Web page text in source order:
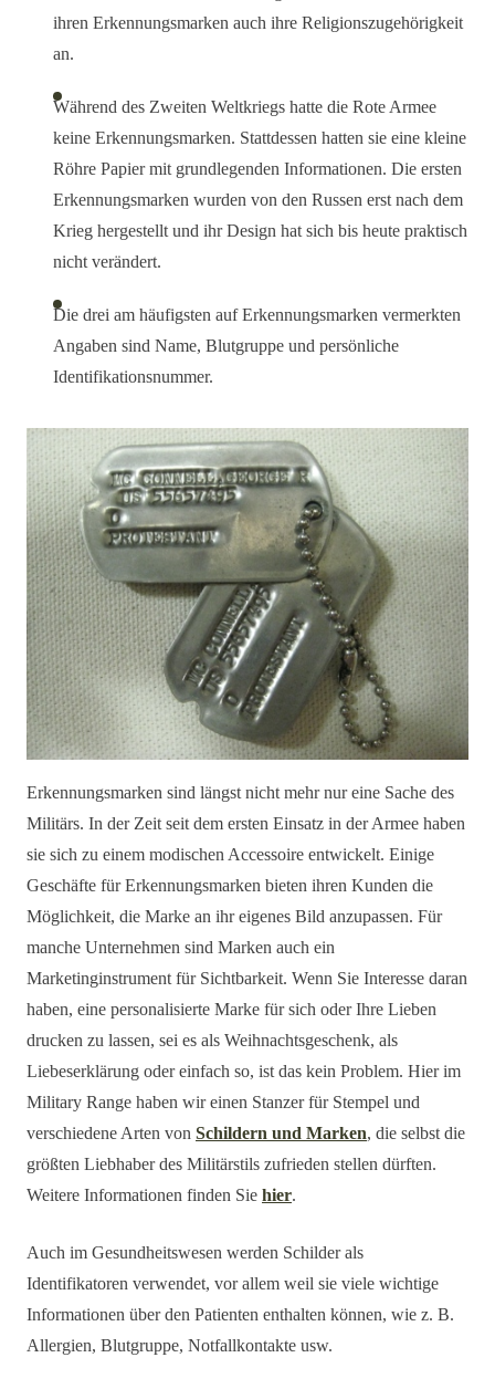
ihren Erkennungsmarken auch ihre Religionszugehörigkeit
an.
Während des Zweiten Weltkriegs hatte die Rote Armee
keine Erkennungsmarken. Stattdessen hatten sie eine kleine
Röhre Papier mit grundlegenden Informationen. Die ersten
Erkennungsmarken wurden von den Russen erst nach dem
Krieg hergestellt und ihr Design hat sich bis heute praktisch
nicht verändert.
Die drei am häufigsten auf Erkennungsmarken vermerkten
Angaben sind Name, Blutgruppe und persönliche
Identifikationsnummer.
Erkennungsmarken sind längst nicht mehr nur eine Sache des
Militärs. In der Zeit seit dem ersten Einsatz in der Armee haben
sie sich zu einem modischen Accessoire entwickelt. Einige
Geschäfte für Erkennungsmarken bieten ihren Kunden die
Möglichkeit, die Marke an ihr eigenes Bild anzupassen. Für
manche Unternehmen sind Marken auch ein
Marketinginstrument für Sichtbarkeit. Wenn Sie Interesse daran
haben, eine personalisierte Marke für sich oder Ihre Lieben
drucken zu lassen, sei es als Weihnachtsgeschenk, als
Liebeserklärung oder einfach so, ist das kein Problem. Hier im
Military Range haben wir einen Stanzer für Stempel und
verschiedene Arten von Schildern und Marken, die selbst die
größten Liebhaber des Militärstils zufrieden stellen dürften.
Weitere Informationen finden Sie hier.
Auch im Gesundheitswesen werden Schilder als
Identifikatoren verwendet, vor allem weil sie viele wichtige
Informationen über den Patienten enthalten können, wie z. B.
Allergien, Blutgruppe, Notfallkontakte usw.